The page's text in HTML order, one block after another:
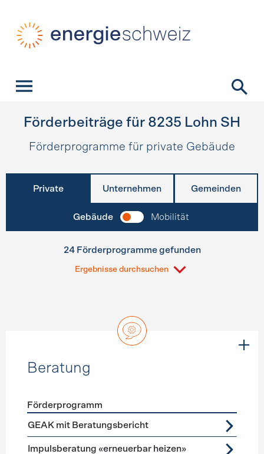
Förderbeiträge für 8235 Lohn SH
Förderprogramme für private Gebäude
Private Unternehmen Gemeinden
Gebäude Mobilität
24 Förderprogramme gefunden
Ergebnisse durchsuchen
Beratung
Förderprogramme Beratung
Förderprogramm
GEAK mit Beratungsbericht
Impulsberatung «erneuerbar heizen»